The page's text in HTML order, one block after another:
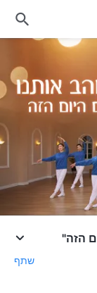
הזה"
שתף